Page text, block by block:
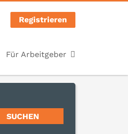
Registrieren
Für Arbeitgeber